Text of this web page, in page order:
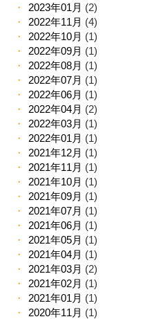
2023年01月 (2)
2022年11月 (4)
2022年10月 (1)
2022年09月 (1)
2022年08月 (1)
2022年07月 (1)
2022年06月 (1)
2022年04月 (2)
2022年03月 (1)
2022年01月 (1)
2021年12月 (1)
2021年11月 (1)
2021年10月 (1)
2021年09月 (1)
2021年07月 (1)
2021年06月 (1)
2021年05月 (1)
2021年04月 (1)
2021年03月 (2)
2021年02月 (1)
2021年01月 (1)
2020年11月 (1)